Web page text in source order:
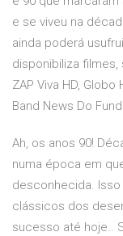
e se viveu na
ainda poderá
disponibiliza filmes,
ZAP Viva HD, Globo
Band News Do
Ah, os anos 90!
numa época em
desconhecida.
clássicos dos
sucesso até hoje..